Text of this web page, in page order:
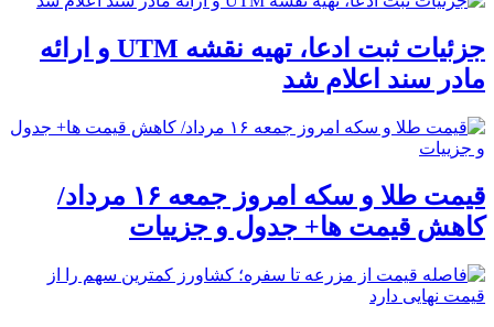
جزئیات ثبت ادعا، تهیه نقشه UTM و ارائه
مادر سند اعلام شد
قیمت طلا و سکه امروز جمعه ۱۶ مرداد/
کاهش قیمت ها+ جدول و جزییات